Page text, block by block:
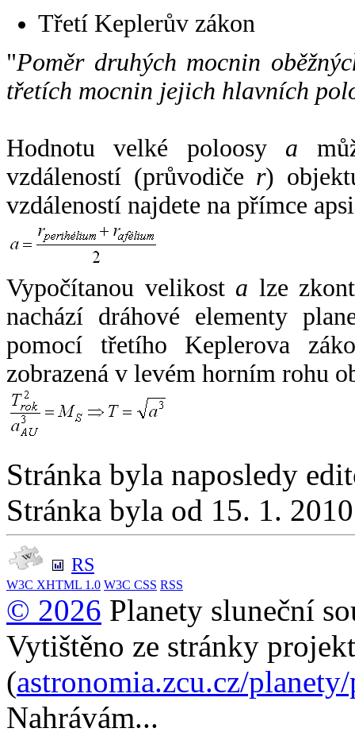
Třetí Keplerův zákon
"Poměr druhých mocnin
třetích mocnin jejich hlavních
Hodnotu velké poloosy a
vzdáleností (průvodiče r)
vzdáleností najdete na přímce
Vypočítanou velikost a lze
nachází dráhové elementy
pomocí třetího Keplerova
zobrazená v levém horním rohu
Stránka byla naposledy
Stránka byla od 15. 1.
RS
W3C XHTML 1.0 W3C CSS RSS
© 2026 Planety sluneční
Vytištěno ze stránky
(astronomia.zcu.cz/
Nahrávám...